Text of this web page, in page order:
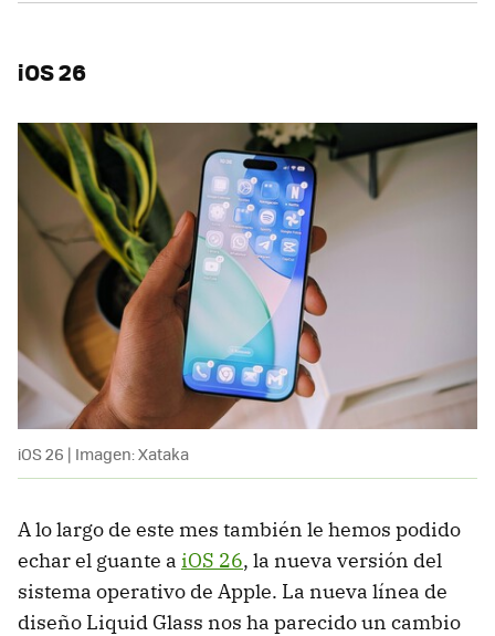
iOS 26
iOS 26 | Imagen: Xataka
A lo largo de este mes también le hemos podido
echar el guante a iOS 26, la nueva versión del
sistema operativo de Apple. La nueva línea de
diseño Liquid Glass nos ha parecido un cambio